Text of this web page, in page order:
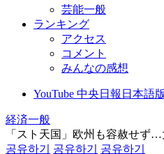
芸能一般
ランキング
アクセス
コメント
みんなの感想
YouTube 中央日報日本語版
経済一般
「スト天国」欧州も容赦せず
공유하기
공유하기
공유하기